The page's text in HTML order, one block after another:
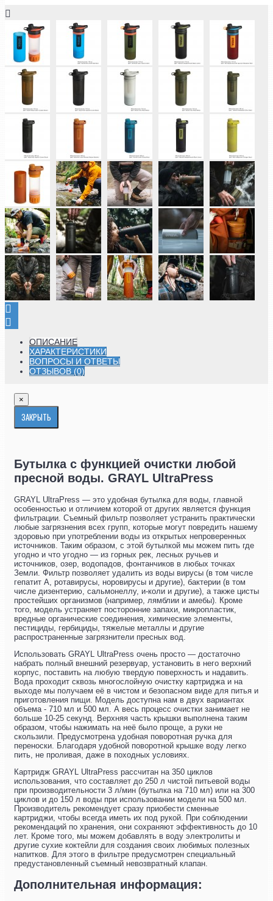
ОПИСАНИЕ
ХАРАКТЕРИСТИКИ
ВОПРОСЫ И ОТВЕТЫ
ОТЗЫВОВ (0)
×
ЗАКРЫТЬ
Бутылка с функцией очистки любой
пресной воды. GRAYL UltraPress
GRAYL UltraPress — это удобная бутылка для воды, главной
особенностью и отличием которой от других является функция
фильтрации. Съемный фильтр позволяет устранить практически
любые загрязнения всех групп, которые могут повредить нашему
здоровью при употреблении воды из открытых непроверенных
источников. Таким образом, с этой бутылкой мы можем пить где
угодно и что угодно — из горных рек, лесных ручьев и
источников, озер, водопадов, фонтанчиков в любых точках
Земли. Фильтр позволяет удалить из воды вирусы (в том числе
гепатит А, ротавирусы, норовирусы и другие), бактерии (в том
числе дизентерию, сальмонеллу, и-коли и другие), а также цисты
простейших организмов (например, лямблии и амебы). Кроме
того, модель устраняет посторонние запахи, микропластик,
вредные органические соединения, химические элементы,
пестициды, гербициды, тяжелые металлы и другие
распространенные загрязнители пресных вод.
Использовать GRAYL UltraPress очень просто — достаточно
набрать полный внешний резервуар, установить в него верхний
корпус, поставить на любую твердую поверхность и надавить.
Вода проходит сквозь многослойную очистку картриджа и на
выходе мы получаем её в чистом и безопасном виде для питья и
приготовления пищи. Модель доступна нам в двух вариантах
объема - 710 мл и 500 мл. А весь процесс очистки занимает не
больше 10-25 секунд. Верхняя часть крышки выполнена таким
образом, чтобы нажимать на неё было проще, а руки не
скользили. Предусмотрена удобная поворотная ручка для
переноски. Благодаря удобной поворотной крышке воду легко
пить, не проливая, даже в походных условиях.
Картридж GRAYL UltraPress рассчитан на 350 циклов
использования, что составляет до 250 л чистой питьевой воды
при производительности 3 л/мин (бутылка на 710 мл) или на 300
циклов и до 150 л воды при использовании модели на 500 мл.
Производитель рекомендует сразу приобести сменные
картриджи, чтобы всегда иметь их под рукой. При соблюдении
рекомендаций по хранения, они сохраняют эффективность до 10
лет. Кроме того, мы можем добавлять в воду электролиты и
другие сухие коктейли для создания своих любимых полезных
напитков. Для этого в фильтре предусмотрен специальный
предустановленный съемный невозвратный клапан.
Дополнительная информация: